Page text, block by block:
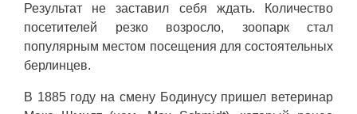
Результат не заставил себя ждать. Количество
посетителей резко возросло, зоопарк стал
популярным местом посещения для состоятельных
берлинцев.
В 1885 году на смену Бодинусу пришел ветеринар